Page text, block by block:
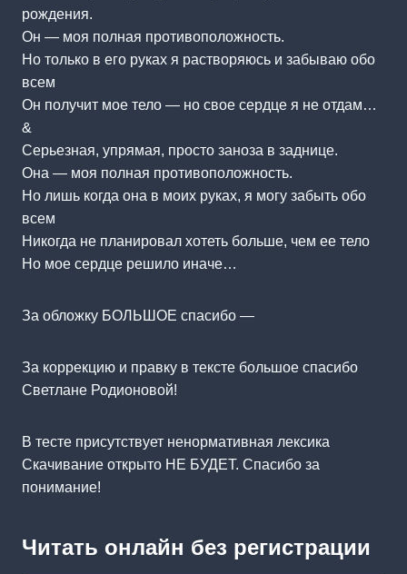
рождения.
Он — моя полная противоположность.
Но только в его руках я растворяюсь и забываю обо
всем
Он получит мое тело — но свое сердце я не отдам…
&
Серьезная, упрямая, просто заноза в заднице.
Она — моя полная противоположность.
Но лишь когда она в моих руках, я могу забыть обо
всем
Никогда не планировал хотеть больше, чем ее тело
Но мое сердце решило иначе…
За обложку БОЛЬШОЕ спасибо —
За коррекцию и правку в тексте большое спасибо
Светлане Родионовой!
В тесте присутствует ненормативная лексика
Скачивание открыто НЕ БУДЕТ. Спасибо за
понимание!
Читать онлайн без регистрации